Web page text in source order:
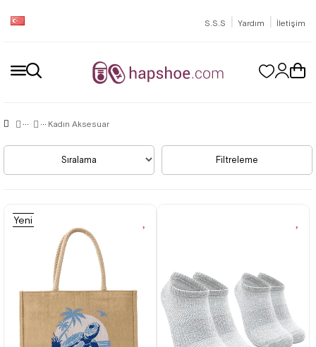
S.S.S | Yardım | İletişim
Kadın Aksesuar
Filtreleme
Sıralama
Yeni